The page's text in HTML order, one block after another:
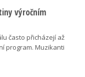
výročním
často přicházejí až
program. Muzikanti